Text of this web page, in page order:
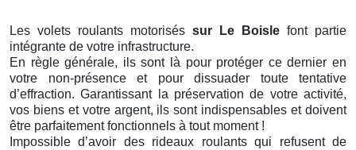
Les volets roulants motorisés sur Le Boisle font partie
intégrante de votre infrastructure.
En règle générale, ils sont là pour protéger ce dernier en
votre non-présence et pour dissuader toute tentative
d’effraction. Garantissant la préservation de votre activité,
vos biens et votre argent, ils sont indispensables et doivent
être parfaitement fonctionnels à tout moment !
Impossible d’avoir des rideaux roulants qui refusent de